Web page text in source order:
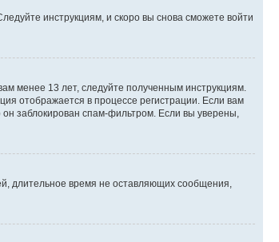
инструкциям, и скоро вы снова сможете войти
менее 13 лет, следуйте полученным инструкциям.
отображается в процессе регистрации. Если вам
заблокирован спам-фильтром. Если вы уверены,
длительное время не оставляющих сообщения,